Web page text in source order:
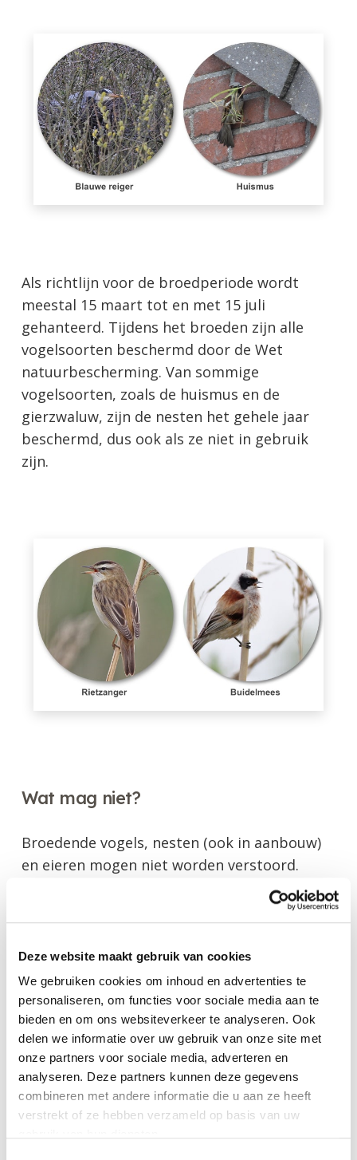
Deze website maakt gebruik van cookies
We gebruiken cookies om inhoud en advertenties te
personaliseren, om functies voor sociale media aan te
bieden en om ons websiteverkeer te analyseren. Ook
delen we informatie over uw gebruik van onze site met
onze partners voor sociale media, adverteren en
analyseren. Deze partners kunnen deze gegevens
combineren met andere informatie die u aan ze heeft
verstrekt of ze hebben verzameld op basis van uw
Als richtlijn voor de broedperiode wordt
meestal 15 maart tot en met 15 juli
gehanteerd. Tijdens het broeden zijn alle
vogelsoorten beschermd door de Wet
natuurbescherming. Van sommige
vogelsoorten, zoals de huismus en de
gierzwaluw, zijn de nesten het gehele jaar
beschermd, dus ook als ze niet in gebruik
zijn.
Wat mag niet?
Broedende vogels, nesten (ook in aanbouw)
en eieren mogen niet worden verstoord.
Tijdens het broeden zijn vogels kwetsbaar,
ook verstoring rondom het nest kan leiden
werkzaamheden worden uitgevoerd zoals het
snoeien van bomen. De aanwezigheid van
nesten is soms lastig vast te stellen, zij zitten
immers niet altijd op een goed zichtbare
plek. Als bezette nesten worden verwijderd,
is er sprake van een economisch delict.
Wat mag wel?